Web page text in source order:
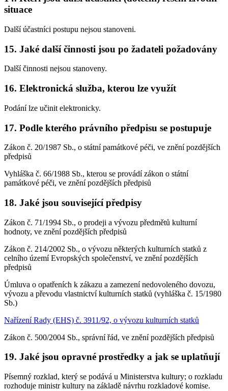
situace
Další účastníci postupu nejsou stanoveni.
15. Jaké další činnosti jsou po žadateli požadovány
Další činnosti nejsou stanoveny.
16. Elektronická služba, kterou lze využít
Podání lze učinit elektronicky.
17. Podle kterého právního předpisu se postupuje
Zákon č. 20/1987 Sb., o státní památkové péči, ve znění pozdějších
předpisů
Vyhláška č. 66/1988 Sb., kterou se provádí zákon o státní
památkové péči, ve znění pozdějších předpisů
18. Jaké jsou související předpisy
Zákon č. 71/1994 Sb., o prodeji a vývozu předmětů kulturní
hodnoty, ve znění pozdějších předpisů
Zákon č. 214/2002 Sb., o vývozu některých kulturních statků z
celního území Evropských společenství, ve znění pozdějších
předpisů
Úmluva o opatřeních k zákazu a zamezení nedovoleného dovozu,
vývozu a převodu vlastnictví kulturních statků (vyhláška č. 15/1980
Sb.)
Nařízení Rady (EHS) č. 3911/92, o vývozu kulturních statků
Zákon č. 500/2004 Sb., správní řád, ve znění pozdějších předpisů
19. Jaké jsou opravné prostředky a jak se uplatňují
Písemný rozklad, který se podává u Ministerstva kultury; o rozkladu
rozhoduje ministr kultury na základě návrhu rozkladové komise.